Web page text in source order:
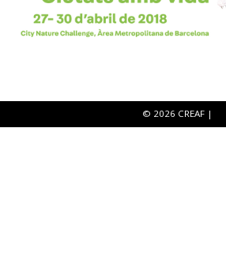
© 2026 CREAF |